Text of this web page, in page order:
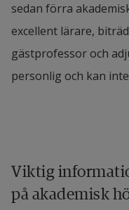
sedan förra
excellent lärare,
gästprofessor och
personlig och kan
Viktig
på akademisk